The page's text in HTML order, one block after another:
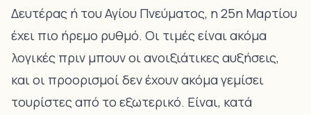
Δευτέρας ή του Αγίου Πνεύματος, η 25η Μαρτίου
έχει πιο ήρεμο ρυθμό. Οι τιμές είναι ακόμα
λογικές πριν μπουν οι ανοιξιάτικες αυξήσεις,
και οι προορισμοί δεν έχουν ακόμα γεμίσει
τουρίστες από το εξωτερικό. Είναι, κατά